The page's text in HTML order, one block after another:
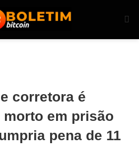
corretora é
em prisão
pena de 11